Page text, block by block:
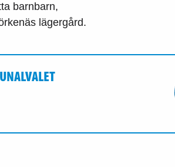
barnbarn,
lägergård.